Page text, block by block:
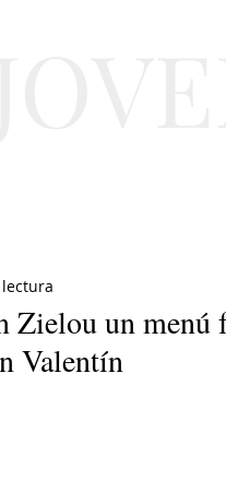
Zielou un menú
Valentín